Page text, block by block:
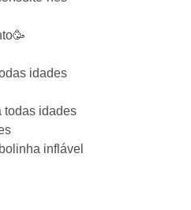
idades
todas idades
inflável